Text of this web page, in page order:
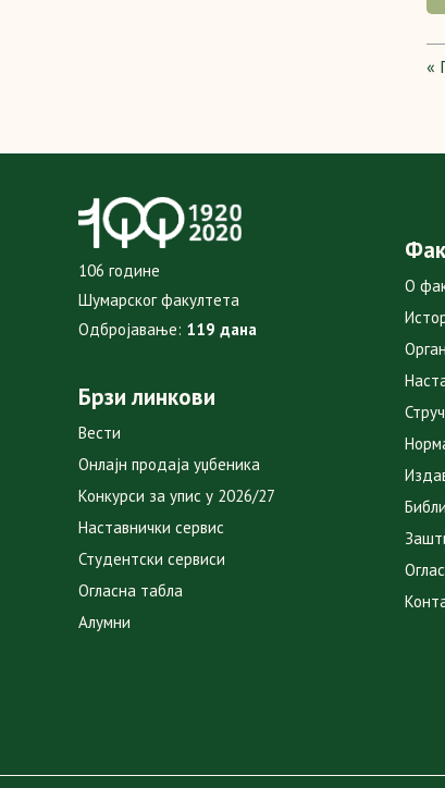
«
106 године
Шумарског факултета
Одбројавање: 119 дана
Брзи линкови
Вести
Онлајн продаја уџбеника
Конкурси за упис у 2026/27
Наставнички сервис
Студентски сервиси
Огласна табла
Алумни
О